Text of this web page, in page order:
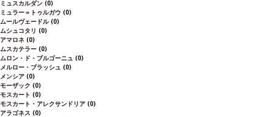
ミュスカルダン (0)
ミュラー＝トゥルガウ (0)
ムールヴェードル (0)
ムシュコタリ (0)
アマロネ (0)
ムスカテラー (0)
ムロン・ド・ブルゴーニュ (0)
メルロー・ブラッシュ (0)
メンシア (0)
モーザック (0)
モスカート (0)
モスカート・アレクサンドリア (0)
アラゴネス (0)